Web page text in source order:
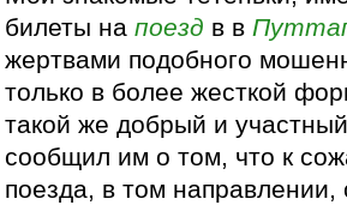
билеты напоезд в в
жертвами подобного
только в более жесткой
такой же добрый и
сообщил им о том, что к
поезда, в том